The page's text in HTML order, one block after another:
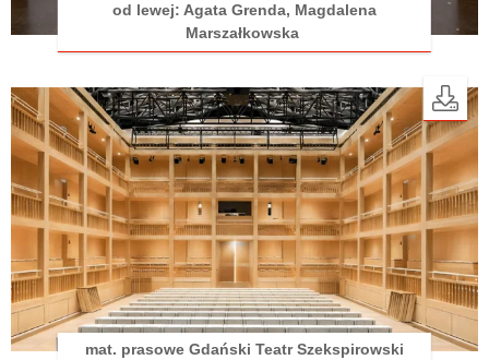
od lewej: Agata Grenda, Magdalena
Marszałkowska
mat. prasowe Gdański Teatr Szekspirowski